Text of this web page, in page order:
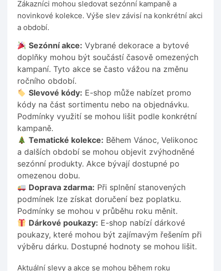
Zákazníci mohou sledovat sezónní kampaně a
novinkové kolekce. Výše slev závisí na konkrétní akci
a období.
Sezónní akce: Vybrané dekorace a bytové
doplňky mohou být součástí časově omezených
kampaní. Tyto akce se často vážou na změnu
ročního období.
Slevové kódy: E-shop může nabízet promo
kódy na část sortimentu nebo na objednávku.
Podmínky využití se mohou lišit podle konkrétní
kampaně.
Tematické kolekce: Během Vánoc, Velikonoc
a dalších období se mohou objevit zvýhodněné
sezónní produkty. Akce bývají dostupné po
omezenou dobu.
Doprava zdarma: Při splnění stanovených
podmínek lze získat doručení bez poplatku.
Podmínky se mohou v průběhu roku měnit.
Dárkové poukazy: E-shop nabízí dárkové
poukazy, které mohou být zajímavým řešením při
výběru dárku. Dostupné hodnoty se mohou lišit.
Aktuální slevy a akce se mohou během roku